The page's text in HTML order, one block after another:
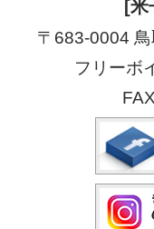
[米
〒683-0004
フリーボ